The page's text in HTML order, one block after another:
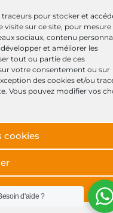
pour stocker et
visite sur ce site, pour mesure
sociaux, contenu
et améliorer les
tout ou partie de ces
votre consentement ou sur
des cookies et/ou
Vous pouvez modifier vos
cookies
d'aide ?